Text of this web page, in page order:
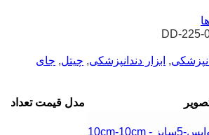
DD-225-
, ابزار دندانپزشکی, چیتل, جای
مدل قیمت تعداد